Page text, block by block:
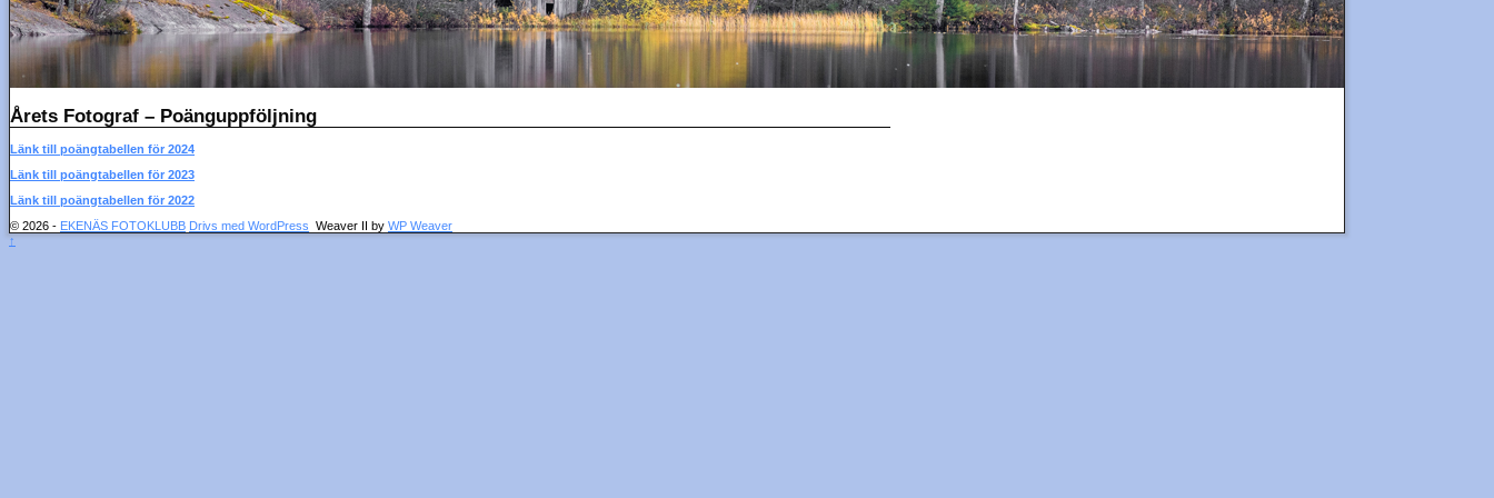
Årets Fotograf – Poänguppföljning
Länk till poängtabellen för 2024
Länk till poängtabellen för 2023
Länk till poängtabellen för 2022
© 2026 - EKENÄS FOTOKLUBB Drivs med WordPress Weaver II by WP Weaver
↑